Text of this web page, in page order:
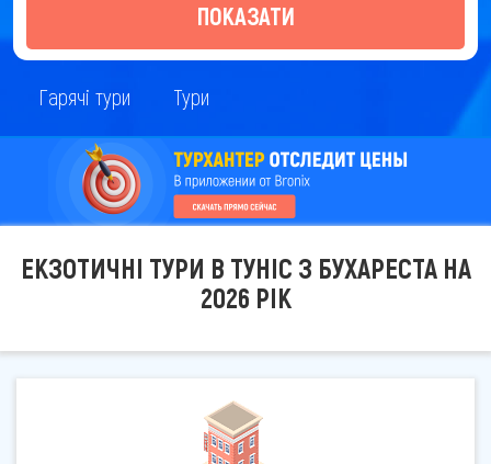
ПОКАЗАТИ
Гарячі тури Тури
ЕКЗОТИЧНІ ТУРИ В ТУНІС З БУХАРЕСТА НА
2026 РІК